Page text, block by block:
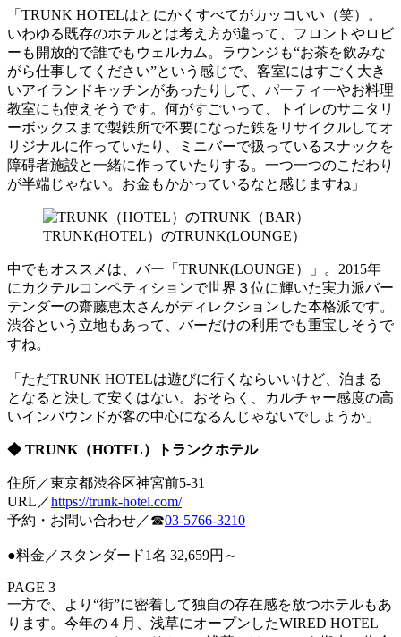
「TRUNK HOTELはとにかくすべてがカッコいい（笑）。
いわゆる既存のホテルとは考え方が違って、フロントやロビ
ーも開放的で誰でもウェルカム。ラウンジも“お茶を飲みな
がら仕事してください”という感じで、客室にはすごく大き
いアイランドキッチンがあったりして、パーティーやお料理
教室にも使えそうです。何がすごいって、トイレのサニタリ
ーボックスまで製鉄所で不要になった鉄をリサイクルしてオ
リジナルに作っていたり、ミニバーで扱っているスナックを
障碍者施設と一緒に作っていたりする。一つ一つのこだわり
が半端じゃない。お金もかかっているなと感じますね」
TRUNK(HOTEL）のTRUNK(LOUNGE）
中でもオススメは、バー「TRUNK(LOUNGE）」。2015年
にカクテルコンペティションで世界３位に輝いた実力派バー
テンダーの齋藤恵太さんがディレクションした本格派です。
渋谷という立地もあって、バーだけの利用でも重宝しそうで
すね。
「ただTRUNK HOTELは遊びに行くならいいけど、泊まる
となると決して安くはない。おそらく、カルチャー感度の高
いインバウンドが客の中心になるんじゃないでしょうか」
◆ TRUNK（HOTEL）トランクホテル
住所／東京都渋谷区神宮前5-31
URL／https://trunk-hotel.com/
予約・お問い合わせ／☎03-5766-3210
●料金／スタンダード1名 32,659円～
PAGE 3
一方で、より“街”に密着して独自の存在感を放つホテルもあ
ります。今年の４月、浅草にオープンしたWIRED HOTEL